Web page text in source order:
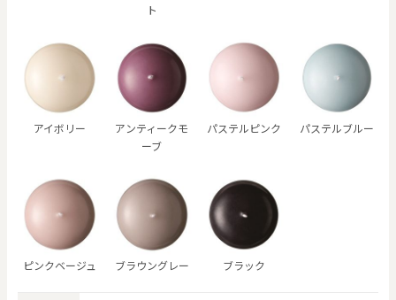
ト
アイボリー
アンティークモ
ーブ
パステルピンク パステルブルー
ピンクベージュ ブラウングレー ブラック